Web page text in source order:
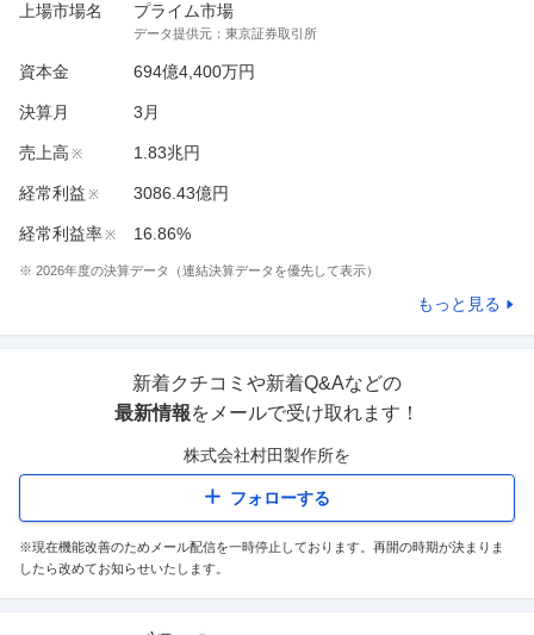
上場市場名 プライム市場
データ提供元： 東京証券取引所
資本金 694億4,400万円
決算月 3 月
売上高 ※ 1.83兆円
経常利益 ※ 3086.43億円
経常利益率※ 16.86%
※ 2026年度の決算データ（連結決算データを優先して表示）
もっと見る
新着クチコミや新着Q&Aなどの
最新情報をメールで受け取れます！
株式会社村田製作所を
フォローする
※現在機能改善のためメール配信を一時停止しております。再開の時期が決まりま
したら改めてお知らせいたします。